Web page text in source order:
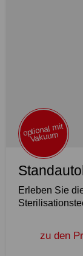
optional mit
Vakuum
Erleben Sie
zu den